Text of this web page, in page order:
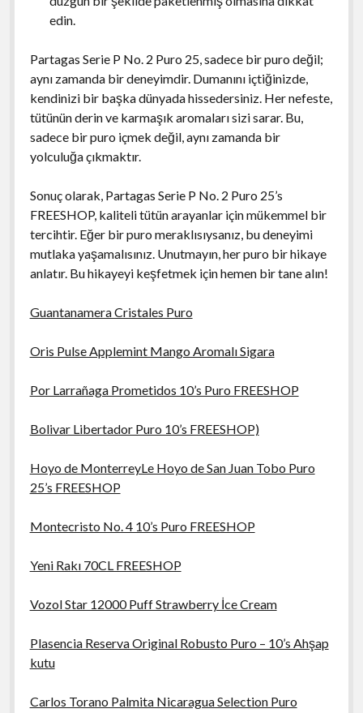
edin.
Partagas Serie P No. 2 Puro 25, sadece bir puro değil;
aynı zamanda bir deneyimdir. Dumanını içtiğinizde,
kendinizi bir başka dünyada hissedersiniz. Her nefeste,
tütünün derin ve karmaşık aromaları sizi sarar. Bu,
sadece bir puro içmek değil, aynı zamanda bir
yolculuğa çıkmaktır.
Sonuç olarak, Partagas Serie P No. 2 Puro 25’s
FREESHOP, kaliteli tütün arayanlar için mükemmel bir
tercihtir. Eğer bir puro meraklısıysanız, bu deneyimi
mutlaka yaşamalısınız. Unutmayın, her puro bir hikaye
anlatır. Bu hikayeyi keşfetmek için hemen bir tane alın!
Guantanamera Cristales Puro
Oris Pulse Applemint Mango Aromalı Sigara
Por Larrañaga Prometidos 10’s Puro FREESHOP
Bolivar Libertador Puro 10’s FREESHOP)
Hoyo de MonterreyLe Hoyo de San Juan Tobo Puro
25’s FREESHOP
Montecristo No. 4 10’s Puro FREESHOP
Yeni Rakı 70CL FREESHOP
Vozol Star 12000 Puff Strawberry İce Cream
Plasencia Reserva Original Robusto Puro – 10’s Ahşap
kutu
Carlos Torano Palmita Nicaragua Selection Puro